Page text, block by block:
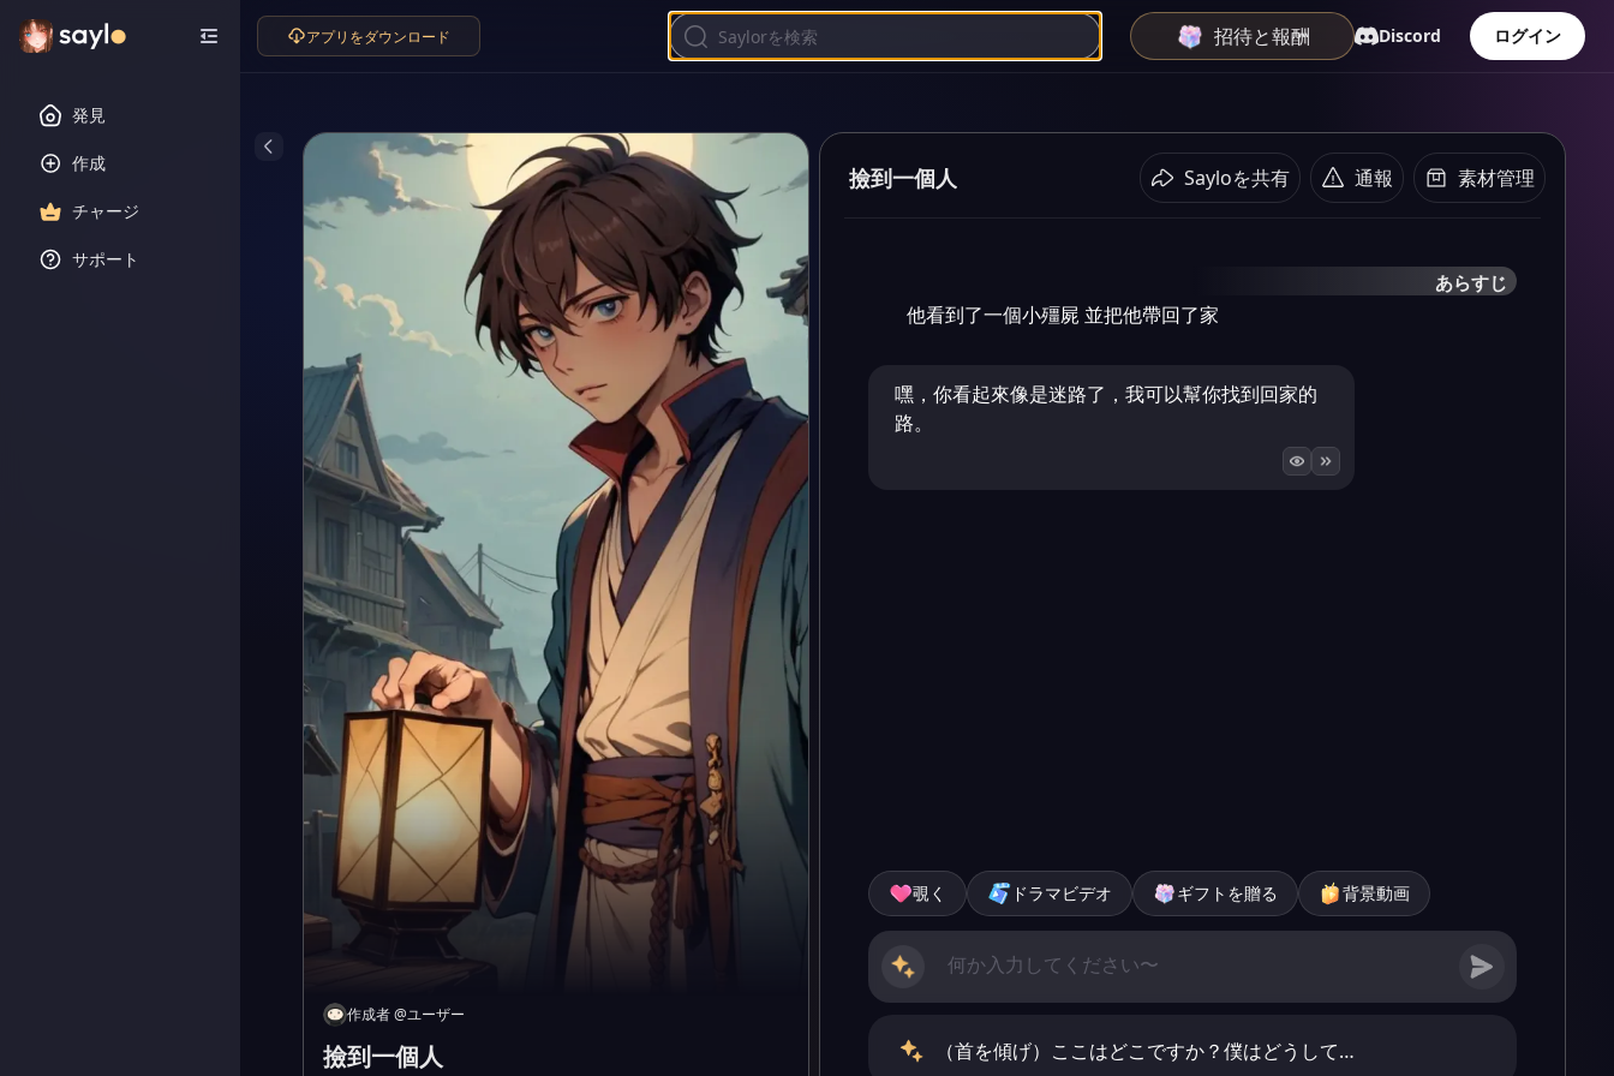
発見
作成
チャージ
サポート
アプリをダウンロード 招待と報酬 Discord ログイン
作成者@ユーザー
撿到一個人
撿到一個人 Sayloを共有 通報 素材管理
あらすじ
他看到了一個小殭屍 並把他帶回了家
嘿，你看起來像是迷路了，我可以幫你找到回家的
路。
覗く ドラマビデオ ギフトを贈る 背景動画
（首を傾げ）ここはどこですか？僕はどうして…